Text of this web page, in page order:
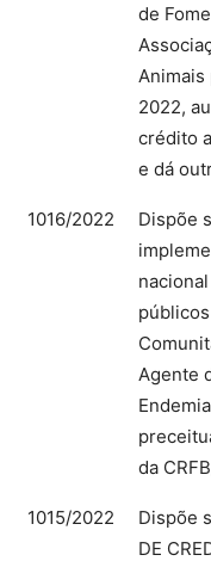
de
2022,
crédito
e dá
1016/2022
Dispõe
Agente
da
1015/2022
Dispõe
DE